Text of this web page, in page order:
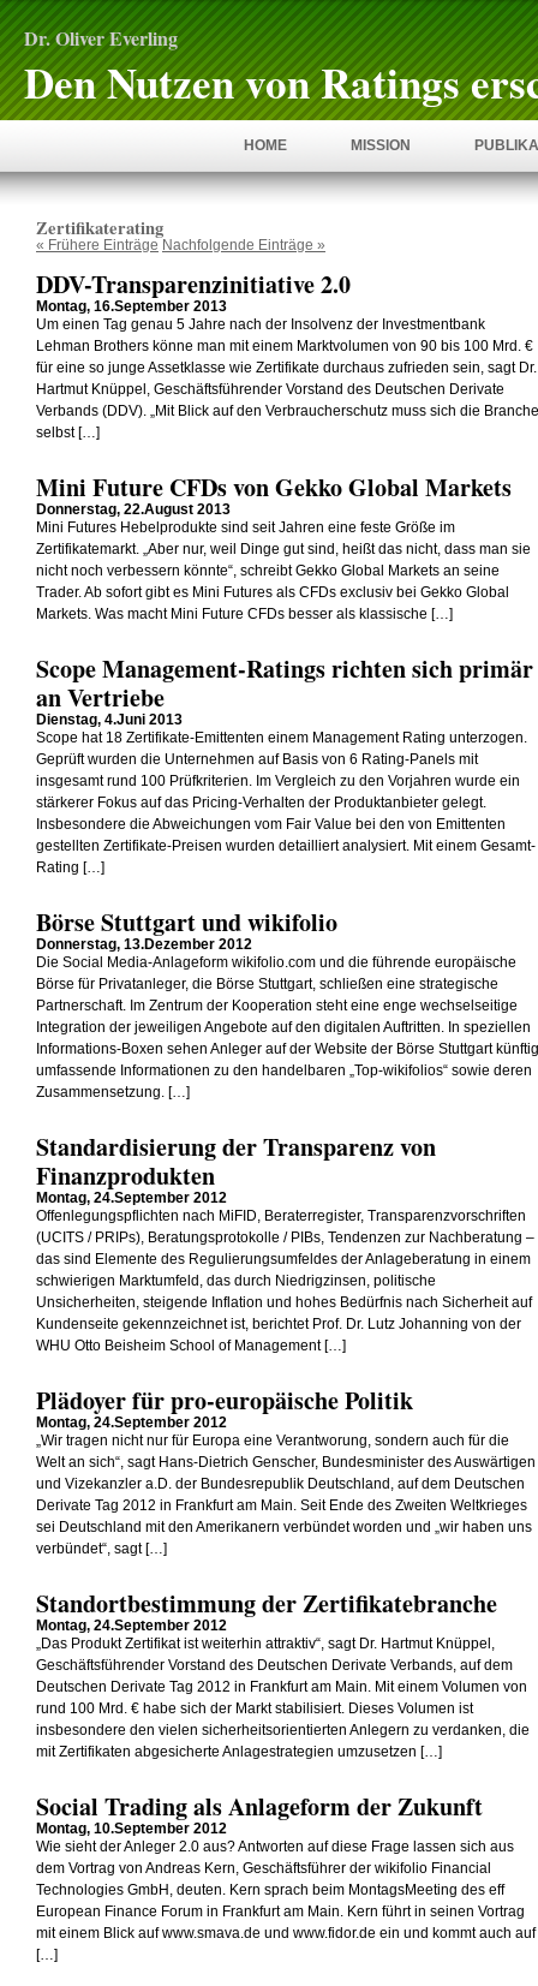
Dr. Oliver Everling
Den Nutzen von Ratings
HOME MISSION
Zertifikaterating
« Frühere Einträge Nachfolgende Einträge »
DDV-Transparenzinitiative 2.0
Montag, 16.September 2013
Um einen Tag genau 5 Jahre nach der Insolvenz der Investmentbank
Lehman Brothers könne man mit einem Marktvolumen von 90 bis 100 Mrd. €
für eine so junge Assetklasse wie Zertifikate durchaus zufrieden sein, sagt Dr.
Hartmut Knüppel, Geschäftsführender Vorstand des Deutschen Derivate
Verbands (DDV). „Mit Blick auf den Verbraucherschutz muss sich die Branche
selbst […]
Mini Future CFDs von Gekko Global Markets
Donnerstag, 22.August 2013
Mini Futures Hebelprodukte sind seit Jahren eine feste Größe im
Zertifikatemarkt. „Aber nur, weil Dinge gut sind, heißt das nicht, dass man sie
nicht noch verbessern könnte“, schreibt Gekko Global Markets an seine
Trader. Ab sofort gibt es Mini Futures als CFDs exclusiv bei Gekko Global
Markets. Was macht Mini Future CFDs besser als klassische […]
Scope Management-Ratings richten sich primär
an Vertriebe
Dienstag, 4.Juni 2013
Scope hat 18 Zertifikate-Emittenten einem Management Rating unterzogen.
Geprüft wurden die Unternehmen auf Basis von 6 Rating-Panels mit
insgesamt rund 100 Prüfkriterien. Im Vergleich zu den Vorjahren wurde ein
stärkerer Fokus auf das Pricing-Verhalten der Produktanbieter gelegt.
Insbesondere die Abweichungen vom Fair Value bei den von Emittenten
gestellten Zertifikate-Preisen wurden detailliert analysiert. Mit einem Gesamt-
Rating […]
Börse Stuttgart und wikifolio
Donnerstag, 13.Dezember 2012
Die Social Media-Anlageform wikifolio.com und die führende europäische
Börse für Privatanleger, die Börse Stuttgart, schließen eine strategische
Partnerschaft. Im Zentrum der Kooperation steht eine enge wechselseitige
Integration der jeweiligen Angebote auf den digitalen Auftritten. In speziellen
Informations-Boxen sehen Anleger auf der Website der Börse Stuttgart künftig
umfassende Informationen zu den handelbaren „Top-wikifolios“ sowie deren
Zusammensetzung. […]
Standardisierung der Transparenz von
Finanzprodukten
Montag, 24.September 2012
Offenlegungspflichten nach MiFID, Beraterregister, Transparenzvorschriften
(UCITS / PRIPs), Beratungsprotokolle / PIBs, Tendenzen zur Nachberatung –
das sind Elemente des Regulierungsumfeldes der Anlageberatung in einem
schwierigen Marktumfeld, das durch Niedrigzinsen, politische
Unsicherheiten, steigende Inflation und hohes Bedürfnis nach Sicherheit auf
Kundenseite gekennzeichnet ist, berichtet Prof. Dr. Lutz Johanning von der
WHU Otto Beisheim School of Management […]
Plädoyer für pro-europäische Politik
Montag, 24.September 2012
„Wir tragen nicht nur für Europa eine Verantworung, sondern auch für die
Welt an sich“, sagt Hans-Dietrich Genscher, Bundesminister des Auswärtigen
und Vizekanzler a.D. der Bundesrepublik Deutschland, auf dem Deutschen
Derivate Tag 2012 in Frankfurt am Main. Seit Ende des Zweiten Weltkrieges
sei Deutschland mit den Amerikanern verbündet worden und „wir haben uns
verbündet“, sagt […]
Standortbestimmung der Zertifikatebranche
Montag, 24.September 2012
„Das Produkt Zertifikat ist weiterhin attraktiv“, sagt Dr. Hartmut Knüppel,
Geschäftsführender Vorstand des Deutschen Derivate Verbands, auf dem
Deutschen Derivate Tag 2012 in Frankfurt am Main. Mit einem Volumen von
rund 100 Mrd. € habe sich der Markt stabilisiert. Dieses Volumen ist
insbesondere den vielen sicherheitsorientierten Anlegern zu verdanken, die
mit Zertifikaten abgesicherte Anlagestrategien umzusetzen […]
Social Trading als Anlageform der Zukunft
Montag, 10.September 2012
Wie sieht der Anleger 2.0 aus? Antworten auf diese Frage lassen sich aus
dem Vortrag von Andreas Kern, Geschäftsführer der wikifolio Financial
Technologies GmbH, deuten. Kern sprach beim MontagsMeeting des eff
European Finance Forum in Frankfurt am Main. Kern führt in seinen Vortrag
mit einem Blick auf www.smava.de und www.fidor.de ein und kommt auch auf
[…]